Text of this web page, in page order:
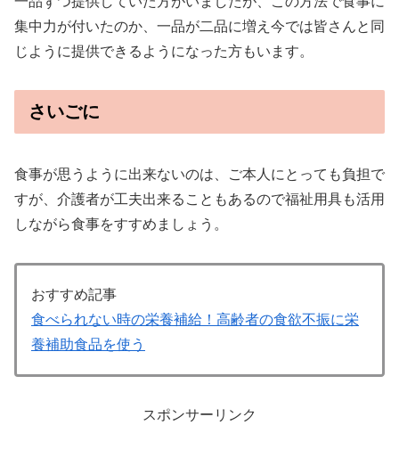
集中力が付いたのか、一品が二品に増え今では皆さんと同
じように提供できるようになった方もいます。
さいごに
食事が思うように出来ないのは、ご本人にとっても負担で
すが、介護者が工夫出来ることもあるので福祉用具も活用
しながら食事をすすめましょう。
おすすめ記事
食べられない時の栄養補給！高齢者の食欲不振に栄
養補助食品を使う
スポンサーリンク